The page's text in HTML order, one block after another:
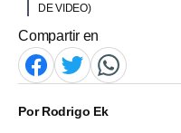
DE VIDEO)
Compartir en
PorRodrigo Ek